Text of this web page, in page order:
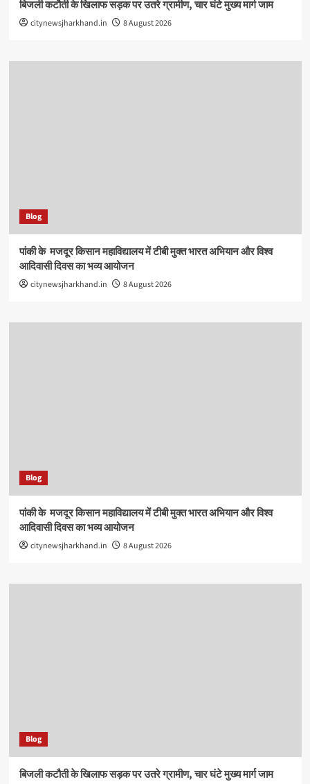
बिजली कटौती के खिलाफ सड़क पर उतरे ग्रामीण, चार घंटे मुख्य मार्ग जाम
citynewsjharkhand.in 8 August 2026
Blog
पांकी के ​ मजदूर किसान महाविद्यालय में टीबी मुक्त भारत अभियान और विश्व
आदिवासी दिवस का भव्य आयोजन
citynewsjharkhand.in 8 August 2026
Blog
पांकी के ​ मजदूर किसान महाविद्यालय में टीबी मुक्त भारत अभियान और विश्व
आदिवासी दिवस का भव्य आयोजन
citynewsjharkhand.in 8 August 2026
Blog
बिजली कटौती के खिलाफ सड़क पर उतरे ग्रामीण, चार घंटे मुख्य मार्ग जाम